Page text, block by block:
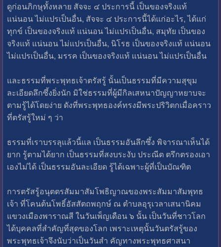
ดูก่อนภิกษุทั้งหลาย สัจจะ ๔ ประการนี้ เป็นของจริงแท้
แน่นอน ไม่แปรเป็นอื่น, สัจจะ ๔ ประการนี้ได้แก่อะไร, ได้แก่
ทุกข์ เป็นของจริงแท้ แน่นอน ไม่แปรเป็นอื่น, สมุทัย เป็นของ
จริงแท้ แน่นอน ไม่แปรเป็นอื่น, นิโรธ เป็นของจริงแท้ แน่นอน
ไม่แปรเป็นอื่น, มรรค เป็นของจริงแท้ แน่นอน ไม่แปรเป็นอื่น
และธรรมที่พระพุทธเจ้าตรัสรู้ นั้นเป็นธรรมที่มีความสุขุม
ละเอียดลึกซึ้งยิ่งนัก มิใช่ธรรมที่ผู้มีกิลเสหนาปัญญาหยาบจะ
ตามรู้ได้โดยง่าย ดังที่พระพุทธองค์ทรงมีพระปริวิตกเมื่อคราว
ที่ตรัสรู้ใหม่ ๆ ว่า
ธรรมที่เราบรรลุแล้วนี้แล เป็นธรรมอันลึกซึ้ง พิจารณาเห็นได้
ยาก รู้ตามได้ยาก เป็นธรรมที่สงบระงับ ประณีต ตรึกตรองเอา
เองไม่ได้ เป็นธรรมอันละเอียด รู้ได้เฉพาะผู้ที่เป็นบัณฑิต
การตรัสรู้อนุตตรสัมมาสัมโพธิญาณของพระสัมมาสัมพุทธ
เจ้า ที่โคนต้นโพธิ์อัสสัตถพฤกษ์ ณ ตำบลอุรุเวลาเสนานิคม
แขวงเมืองพาราณสี ในวันเพ็ญเดือน ๖ นั้น เป็นวันที่ชาวโลก
ได้บุคคลที่สำคัญที่สุดของโลก เพราะเหตุนั้นวันตรัสรู้ของ
พระพุทธเจ้าจึงนับว่าเป็นวันสำ คัญทางพระพุทธศาสนา